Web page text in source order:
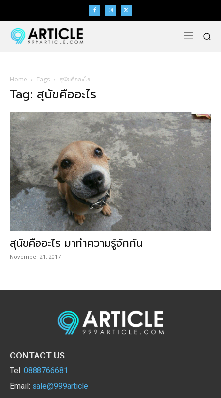
Home Tags สุนัขคืออะไร
Tag: สุนัขคืออะไร
สุนัขคืออะไร มาทำความรู้จักกัน
November 21, 2017
CONTACT US
Tel: 0888766681
Email: sale@999article